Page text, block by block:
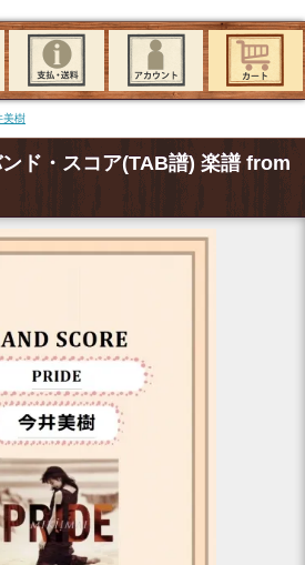
美樹
ド・スコア(TAB譜) 楽譜 from